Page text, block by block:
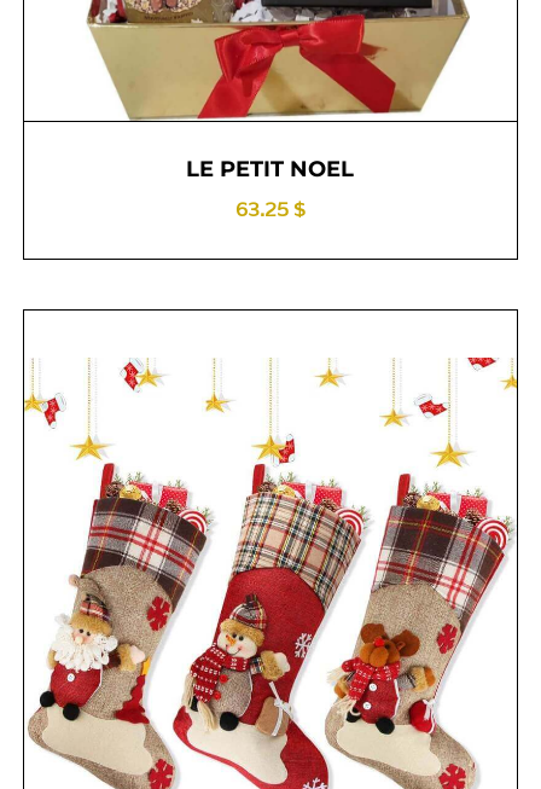
LE PETIT NOEL
63.25 $